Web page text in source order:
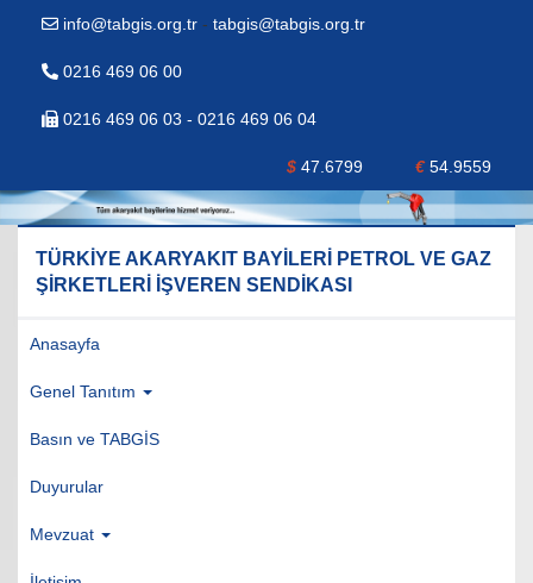
info@tabgis.org.tr - tabgis@tabgis.org.tr
0216 469 06 00
0216 469 06 03 - 0216 469 06 04
$ 47.6799 €54.9559
TÜRKİYE AKARYAKIT BAYİLERİ PETROL VE GAZ
ŞİRKETLERİ İŞVEREN SENDİKASI
Anasayfa
Genel Tanıtım
Basın ve TABGİS
Duyurular
Mevzuat